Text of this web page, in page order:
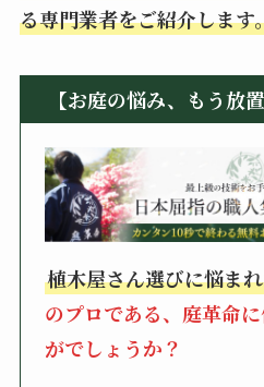
る専門業者をご紹介します
【お庭の悩み、もう放
植木屋さん選びに悩ま
のプロである、庭革命
がでしょうか？